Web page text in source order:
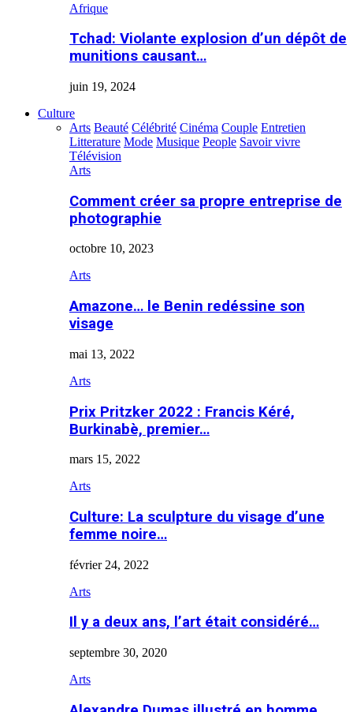
Afrique
Tchad: Violante explosion d’un dépôt de
munitions causant…
juin 19, 2024
Culture
Arts Beauté Célébrité Cinéma Couple Entretien
Litterature Mode Musique People Savoir vivre
Télévision
Arts
Comment créer sa propre entreprise de
photographie
octobre 10, 2023
Arts
Amazone… le Benin redéssine son
visage
mai 13, 2022
Arts
Prix Pritzker 2022 : Francis Kéré,
Burkinabè, premier…
mars 15, 2022
Arts
Culture: La sculpture du visage d’une
femme noire…
février 24, 2022
Arts
Il y a deux ans, l’art était considéré…
septembre 30, 2020
Arts